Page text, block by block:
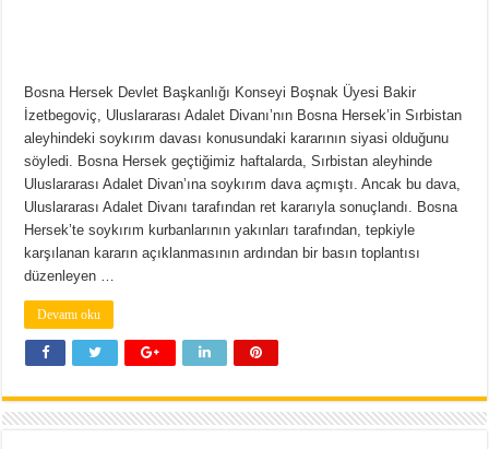
Bosna Hersek Devlet Başkanlığı Konseyi Boşnak Üyesi Bakir
İzetbegoviç, Uluslararası Adalet Divanı’nın Bosna Hersek’in Sırbistan
aleyhindeki soykırım davası konusundaki kararının siyasi olduğunu
söyledi. Bosna Hersek geçtiğimiz haftalarda, Sırbistan aleyhinde
Uluslararası Adalet Divan’ına soykırım dava açmıştı. Ancak bu dava,
Uluslararası Adalet Divanı tarafından ret kararıyla sonuçlandı. Bosna
Hersek’te soykırım kurbanlarının yakınları tarafından, tepkiyle
karşılanan kararın açıklanmasının ardından bir basın toplantısı
düzenleyen …
Devamı oku